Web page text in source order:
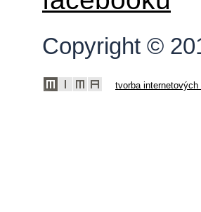
Copyright ©
tvorba internetových